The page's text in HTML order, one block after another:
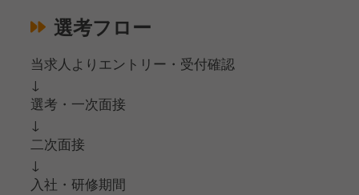
選考フロー
当求人よりエントリー・受付確認
↓
選考・一次面接
↓
二次面接
↓
入社・研修期間